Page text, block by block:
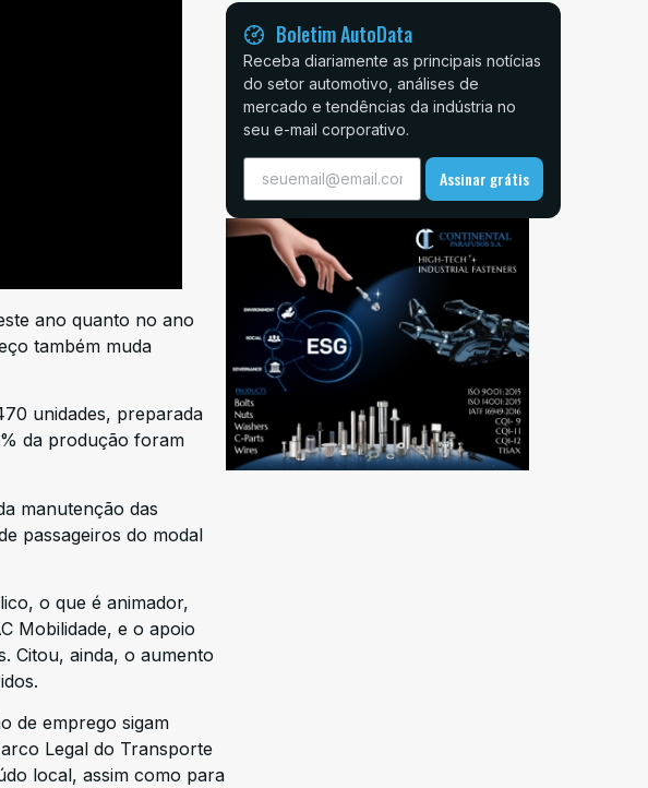
ano quanto no ano
também muda
unidades, preparada
da produção foram
manutenção das
passageiros do modal
o que é animador,
Mobilidade, e o apoio
Citou, ainda, o aumento
de emprego sigam
Legal do Transporte
local, assim como para
Boletim AutoData
Receba diariamente as principais notícias
do setor automotivo, análises de
mercado e tendências da indústria no
seu e-mail corporativo.
Assinar grátis